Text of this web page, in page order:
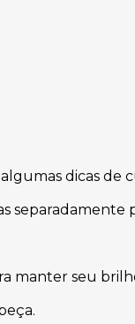
dicas de
separadamente
manter seu